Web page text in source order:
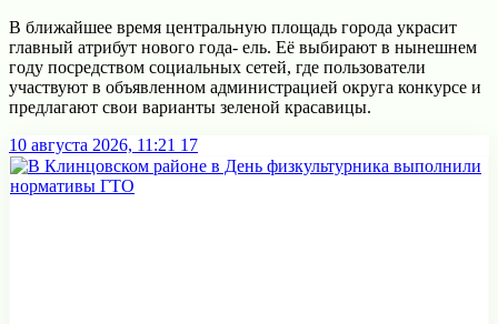
В ближайшее время центральную площадь города украсит
главный атрибут нового года- ель. Её выбирают в нынешнем
году посредством социальных сетей, где пользователи
участвуют в объявленном администрацией округа конкурсе и
предлагают свои варианты зеленой красавицы.
10 августа 2026, 11:21 17